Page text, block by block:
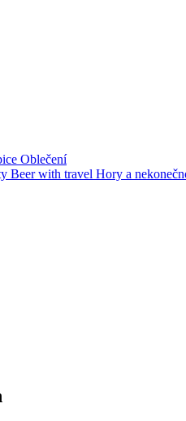
Oblečení
Beer with travel Hory a